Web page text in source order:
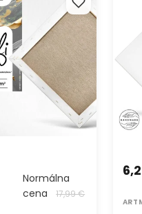
Normálna
cena
17,99 €